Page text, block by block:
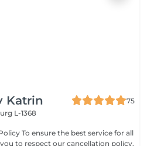
Katrin
75
L-1368
To ensure the best service for all
to respect our cancellation policy.